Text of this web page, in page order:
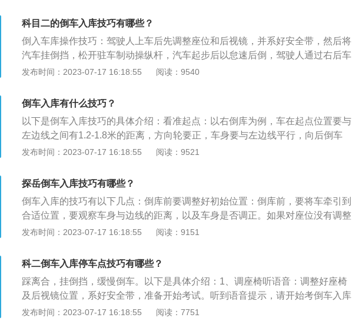
快，配合车的速度。3、坡道定点要记得拉手刹，起步一定要打左转向灯松手
刹，离合器要稳住，边踩油门边松离合，避免熄火也避免溜车。4、直角转弯找
准点后迅速反应转弯，一定要配合车速，否则会偏歪。5、曲线行驶（S弯）最保
时一定要控制好速度，找准自己的参考点，观察后视镜有偏移时要知道微调回
察右后轮，当右后轮在库的延长线上的时候，往右边打死方向；5、观察左侧后
视镜，看到库角的时候，回正方向，缓慢进库；6、当左侧后视镜下沿与前面黄
线重合的时候，停车。倒左库：1、倒挡换一挡，打左转向灯，车子缓慢前进，
观察左侧后视镜，左后轮出库角的时候，迅速向左边打死方向；2、车头正，方
向迅速回正，当左侧后视镜下沿距离黄色虚线20厘米的时候，停车；3、一档换
左打死方向；4、观察左侧后视镜，当左侧车身距离库角30厘米左右距离的时
候，回正方向；5、通过左侧后视镜观察左后轮，当左后轮在库的延长线上的时
候，往左边打死方向；5、观察右侧后视镜，看到库角的时候，回正方向，缓慢
科目二的倒车入库技巧有哪些？
倒入车库操作技巧：驾驶人上车后先调整座位和后视镜，并系好安全带，然后将
汽车挂倒挡，松开驻车制动操纵杆，汽车起步后以怠速后倒，驾驶人通过右后车
窗观察车库。当看到右后车窗黑边与车库右边线头对齐时，向右匀速转动转向盘
线出现后，立即回直转向盘。当从左侧后视镜看到左门把手与车库底线水平时立
即停车。倒车入库扣分项目如下：不按规定路线、顺序行驶，扣100分；车身出
线，扣100分；倒库不入，扣100分；中途停车，扣100分。科目二满分为100
分，设定不合格、减20分、减10分、减5分的项目评判标准。符合下列规定的，
考试合格：①报考大型客车、牵引车、城市公交车、中型客车、大型货车准驾车
发布时间：2023-07-17 16:18:55 阅读：9540
倒车入库有什么技巧？
以下是倒车入库技巧的具体介绍：看准起点：以右倒库为例，车在起点位置要与
左边线之间有1.2-1.8米的距离，方向轮要正，车身要与左边线平行，向后倒车
时，以左观后镜底沿为参照，当其二者重合时，向右打死方向后倒。控好角点：
小于30公分时，回半圈方向，继续后倒，车身进库后，车身与库线平行时再回一
圈方向，如果距离不小于30公分时，就不要回方向，一直倒进去，直至车身与库
线平行时，一次性回完一圈半方向。贴准停点：停点就是进库后的停车点，参照
方法与起点的看法相同，当看到左镜底沿与库的肩线重合时，停车即可。
发布时间：2023-07-17 16:18:55 阅读：9521
探岳倒车入库技巧有哪些？
倒车入库的技巧有以下几点：倒库前要调整好初始位置：倒库前，要将车牵引到
合适位置，要观察车身与边线的距离，以及车身是否调正。如果对座位没有调整
好，那么对后边的考试肯定是影响巨大，尤其是车子进行倒库的时候，左右倒库
已经回正后才发现车子倾斜，应该做及时的调整。很多人都是这个时候没有做及
时的调整而让整个科目二直接终结，继续倒库会大大增大压线的可能性。谨慎刹
车：当车子车身调正以后，一定要注意观察前后的距离，确保车子是在库中，此
刻踩刹车才能很好的保证车子踩刹过早，车头可能还在外面；过晚，车尾就会出
线。这里对平常的训练就要有较高的要求，考试的时候才能更好的发挥，练习中
发布时间：2023-07-17 16:18:55 阅读：9151
科二倒车入库停车点技巧有哪些？
踩离合，挂倒挡，缓慢倒车。以下是具体介绍：1、调座椅听语音：调整好座椅
及后视镜位置，系好安全带，准备开始考试。听到语音提示，请开始考倒车入库
时，踩离合挂一档，放手刹，轻抬离合，缓慢起步，驶向倒车入库考试区域。保
发布时间：2023-07-17 16:18:55 阅读：7751